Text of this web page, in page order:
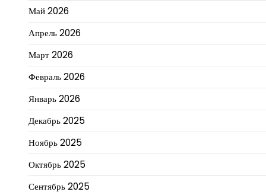
Май 2026
Апрель 2026
Март 2026
Февраль 2026
Январь 2026
Декабрь 2025
Ноябрь 2025
Октябрь 2025
Сентябрь 2025